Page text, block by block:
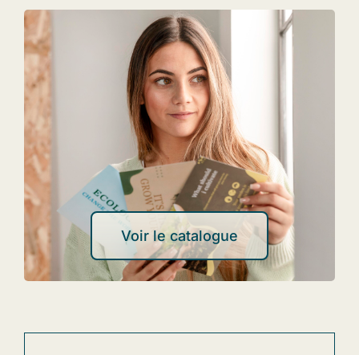
Voir le catalogue